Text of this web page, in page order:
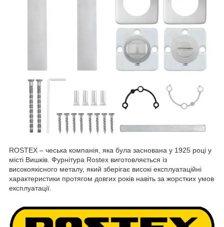
ROSTEX – чеська компанія, яка була заснована у 1925 році у
місті Вишків. Фурнітура Rostex виготовляється із
високоякісного металу, який зберігає високі експлуатаційні
характеристики протягом довгих років навіть за жорстких умов
експлуатації.